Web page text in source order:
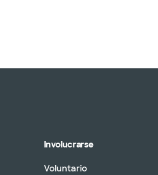
Involucrarse
Voluntario